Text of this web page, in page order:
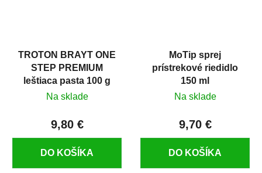
TROTON BRAYT ONE
STEP PREMIUM
leštiaca pasta 100 g
Na sklade
9,80 €
DO KOŠÍKA
MoTip sprej
prístrekové riedidlo
150 ml
Na sklade
9,70 €
DO KOŠÍKA